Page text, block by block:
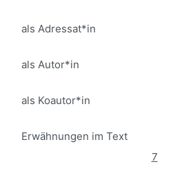
als Adressat*in
als Autor*in
als Koautor*in
Erwähnungen im Text
7